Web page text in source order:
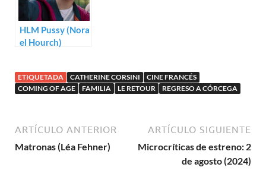
HLM Pussy (Nora
el Hourch)
ETIQUETADA CATHERINE CORSINI
CINE FRANCÉS
COMING OF AGE
FAMILIA LE RETOUR REGRESO A CÓRCEGA
ARTÍCULO ANTERIOR
Matronas (Léa Fehner)
ARTÍCULO SIGUIENTE
Microcríticas de estreno: 2
de agosto (2024)